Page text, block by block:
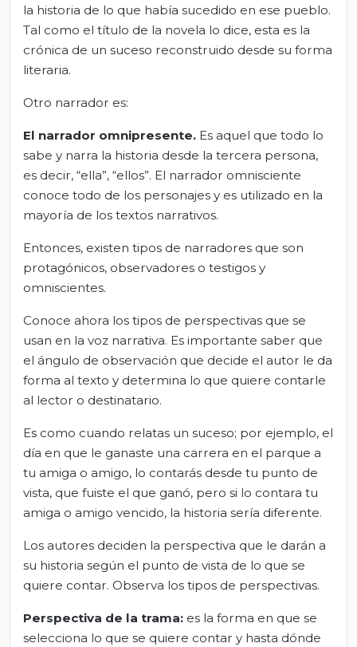
la historia de lo que había sucedido en ese pueblo.
Tal como el título de la novela lo dice, esta es la
crónica de un suceso reconstruido desde su forma
literaria.
Otro narrador es:
El narrador omnipresente. Es aquel que todo lo
sabe y narra la historia desde la tercera persona,
es decir, “ella”, “ellos”. El narrador omnisciente
conoce todo de los personajes y es utilizado en la
mayoría de los textos narrativos.
Entonces, existen tipos de narradores que son
protagónicos, observadores o testigos y
omniscientes.
Conoce ahora los tipos de perspectivas que se
usan en la voz narrativa. Es importante saber que
el ángulo de observación que decide el autor le da
forma al texto y determina lo que quiere contarle
al lector o destinatario.
Es como cuando relatas un suceso; por ejemplo, el
día en que le ganaste una carrera en el parque a
tu amiga o amigo, lo contarás desde tu punto de
vista, que fuiste el que ganó, pero si lo contara tu
amiga o amigo vencido, la historia sería diferente.
Los autores deciden la perspectiva que le darán a
su historia según el punto de vista de lo que se
quiere contar. Observa los tipos de perspectivas.
Perspectiva de la trama: es la forma en que se
selecciona lo que se quiere contar y hasta dónde